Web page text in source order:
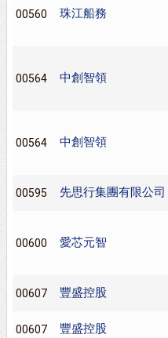
00560 珠江船務
00564 中創智領
00564 中創智領
00595 先思行集團有限公司
00600 愛芯元智
00607 豐盛控股
00607 豐盛控股